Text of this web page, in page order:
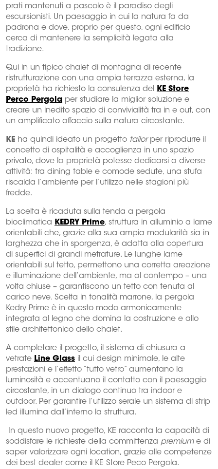
prati mantenuti a pascolo è il paradiso degli
escursionisti. Un paesaggio in cui la natura fa da
padrona e dove, proprio per questo, ogni edificio
cerca di mantenere la semplicità legata alla
tradizione.
Qui in un tipico chalet di montagna di recente
ristrutturazione con una ampia terrazza esterna, la
proprietà ha richiesto la consulenza del
KE Store
Perco Pergola per studiare la miglior soluzione e
creare un inedito spazio di convivialità tra in e out, con
un amplificato affaccio sulla natura circostante.
KE ha quindi ideato un progetto tailorper riprodurre il
concetto di ospitalità e accoglienza in uno spazio
privato, dove la proprietà potesse dedicarsi a diverse
attività: tra dining table e comode sedute, una stufa
riscalda l’ambiente per l’utilizzo nelle stagioni più
fredde.
La scelta è ricaduta sulla tenda a pergola
bioclimatica
KEDRY Prime, struttura in alluminio a lame
orientabili che, grazie alla sua ampia modularità sia in
larghezza che in sporgenza, è adatta alla copertura
di superfici di grandi metrature. Le lunghe lame
orientabili sul tetto, permettono una corretta areazione
e illuminazione dell’ambiente, ma al contempo – una
volta chiuse – garantiscono un tetto con tenuta al
carico neve. Scelta in tonalità marrone, la pergola
Kedry Prime è in questo modo armonicamente
integrata al legno che domina la costruzione e allo
stile architettonico dello chalet.
A completare il progetto, il sistema di chiusura a
vetrate Line Glass il cui design minimale, le alte
prestazioni e l’effetto “tutto vetro” aumentano la
luminosità e accentuano il contatto con il paesaggio
circostante, in un dialogo continuo tra indoor e
outdoor. Per garantire l’utilizzo serale un sistema di strip
led illumina dall’interno la struttura.
In questo nuovo progetto, KE racconta la capacità di
soddisfare le richieste della committenza premiume di
saper valorizzare ogni location, grazie alle competenze
dei best dealer come il KE Store Peco Pergola.